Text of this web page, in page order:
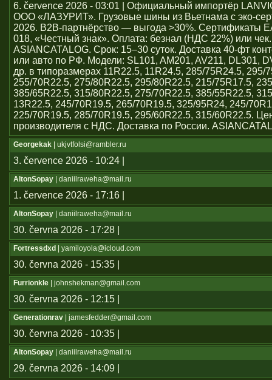
6. července 2026 - 03:01 | Официальный импортёр
ООО «ЛАЗУРИТ». Грузовые шины из Вьетнама с эко-
2026. B2B-партнёрство — выгода >30%. Сертификаты
018, «Честный знак». Оплата: безнал (НДС 22%) или
ASIANCATALOG. Срок: 15–30 суток. Доставка 40-фт
или авто по РФ. Модели: SL101, AM201, AV211, DL301,
др. в типоразмерах 11R22.5, 11R24.5, 285/75R24.5, 295/
255/70R22.5, 275/80R22.5, 295/80R22.5, 215/75R17.5,
385/65R22.5, 315/80R22.5, 275/70R22.5, 385/55R22.5,
13R22.5, 245/70R19.5, 265/70R19.5, 325/95R24, 245/
225/70R19.5, 285/70R19.5, 295/60R22.5, 315/60R22.5.
производителя с НДС. Доставка по России.
Georgekak | ukjvtfolsi@rambler.ru
3. července 2026 - 10:24 |
AltonSopay | daniilraweha@mail.ru
1. července 2026 - 17:16 |
AltonSopay | daniilraweha@mail.ru
30. června 2026 - 17:28 |
Fortressdxd | yamiloyola@icloud.com
30. června 2026 - 15:35 |
Furrionkle | johnshekman@gmail.com
30. června 2026 - 12:15 |
Generationrav | jamesfedder@gmail.com
30. června 2026 - 10:35 |
AltonSopay | daniilraweha@mail.ru
29. června 2026 - 14:09 |